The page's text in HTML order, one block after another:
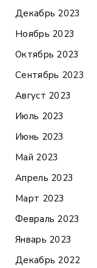
Декабрь 2023
Ноябрь 2023
Октябрь 2023
Сентябрь 2023
Август 2023
Июль 2023
Июнь 2023
Май 2023
Апрель 2023
Март 2023
Февраль 2023
Январь 2023
Декабрь 2022